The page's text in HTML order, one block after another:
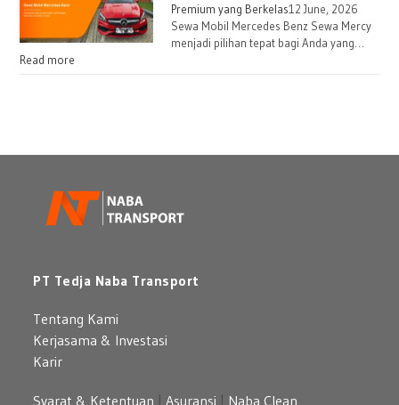
Premium yang Berkelas12 June, 2026
Sewa Mobil Mercedes Benz Sewa Mercy
menjadi pilihan tepat bagi Anda yang…
Read more
PT Tedja Naba Transport
Tentang Kami
Kerjasama & Investasi
Karir
Syarat & Ketentuan |Asuransi | Naba Clean